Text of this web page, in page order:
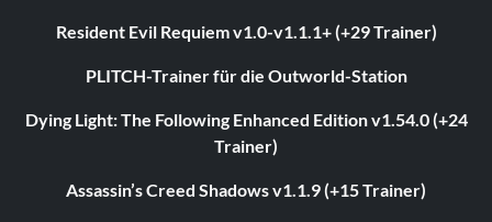
Resident Evil Requiem v1.0-v1.1.1+ (+29 Trainer)
PLITCH-Trainer für die Outworld-Station
Dying Light: The Following Enhanced Edition v1.54.0 (+24
Trainer)
Assassin’s Creed Shadows v1.1.9 (+15 Trainer)